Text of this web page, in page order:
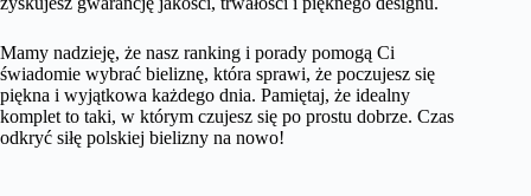
Mamy nadzieję, że nasz ranking i porady pomogą Ci
świadomie wybrać bieliznę, która sprawi, że poczujesz się
piękna i wyjątkowa każdego dnia. Pamiętaj, że idealny
komplet to taki, w którym czujesz się po prostu dobrze. Czas
odkryć siłę polskiej bielizny na nowo!